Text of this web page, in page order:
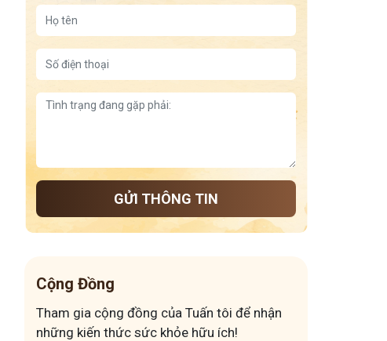
GỬI THÔNG TIN
Cộng Đồng
Tham gia cộng đồng của Tuấn tôi để nhận
những kiến thức sức khỏe hữu ích!